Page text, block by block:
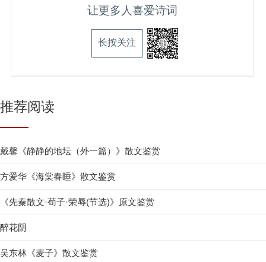
让更多人喜爱诗词
长按关注
推荐阅读
戴馨《静静的地坛（外一篇）》散文鉴赏
方爱华《海棠春睡》散文鉴赏
《先秦散文·荀子·荣辱(节选)》原文鉴赏
醉花阴
吴东林《麦子》散文鉴赏